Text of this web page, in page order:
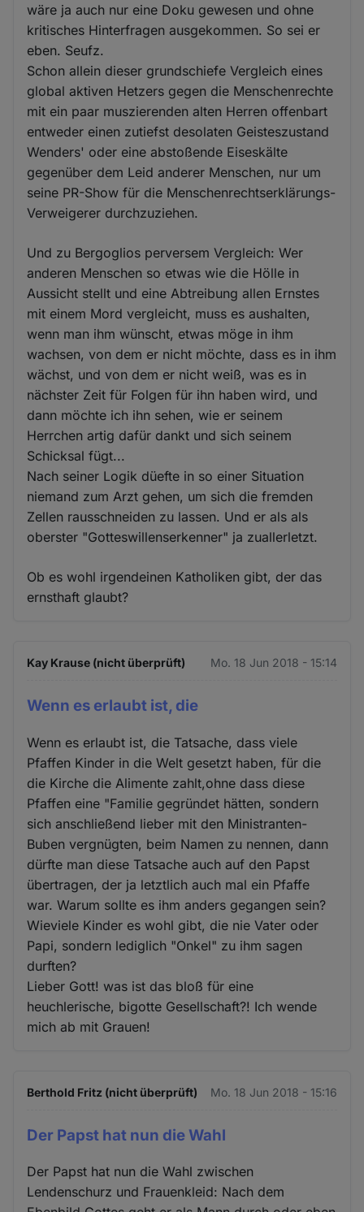
wäre ja auch nur eine Doku gewesen und ohne
kritisches Hinterfragen ausgekommen. So sei er
eben. Seufz.
Schon allein dieser grundschiefe Vergleich eines
global aktiven Hetzers gegen die Menschenrechte
mit ein paar muszierenden alten Herren offenbart
entweder einen zutiefst desolaten Geisteszustand
Wenders' oder eine abstoßende Eiseskälte
gegenüber dem Leid anderer Menschen, nur um
seine PR-Show für die Menschenrechtserklärungs-
Verweigerer durchzuziehen.
Und zu Bergoglios perversem Vergleich: Wer
anderen Menschen so etwas wie die Hölle in
Aussicht stellt und eine Abtreibung allen Ernstes
mit einem Mord vergleicht, muss es aushalten,
wenn man ihm wünscht, etwas möge in ihm
wachsen, von dem er nicht möchte, dass es in ihm
wächst, und von dem er nicht weiß, was es in
nächster Zeit für Folgen für ihn haben wird, und
dann möchte ich ihn sehen, wie er seinem
Herrchen artig dafür dankt und sich seinem
Schicksal fügt...
Nach seiner Logik düefte in so einer Situation
niemand zum Arzt gehen, um sich die fremden
Zellen rausschneiden zu lassen. Und er als als
oberster "Gotteswillenserkenner" ja zuallerletzt.
Ob es wohl irgendeinen Katholiken gibt, der das
ernsthaft glaubt?
Kay Krause (nicht überprüft) Mo. 18 Jun 2018 - 15:14
Wenn es erlaubt ist, die
Wenn es erlaubt ist, die Tatsache, dass viele
Pfaffen Kinder in die Welt gesetzt haben, für die
die Kirche die Alimente zahlt,ohne dass diese
Pfaffen eine "Familie gegründet hätten, sondern
sich anschließend lieber mit den Ministranten-
Buben vergnügten, beim Namen zu nennen, dann
dürfte man diese Tatsache auch auf den Papst
übertragen, der ja letztlich auch mal ein Pfaffe
war. Warum sollte es ihm anders gegangen sein?
Wieviele Kinder es wohl gibt, die nie Vater oder
Papi, sondern lediglich "Onkel" zu ihm sagen
durften?
Lieber Gott! was ist das bloß für eine
heuchlerische, bigotte Gesellschaft?! Ich wende
mich ab mit Grauen!
Berthold Fritz (nicht überprüft) Mo. 18 Jun 2018 - 15:16
Der Papst hat nun die Wahl
Der Papst hat nun die Wahl zwischen
Lendenschurz und Frauenkleid: Nach dem